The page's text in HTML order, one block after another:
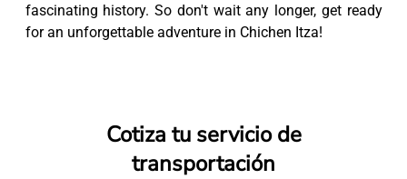
fascinating history. So don't wait any longer, get ready
for an unforgettable adventure in Chichen Itza!
Cotiza tu servicio de
transportación